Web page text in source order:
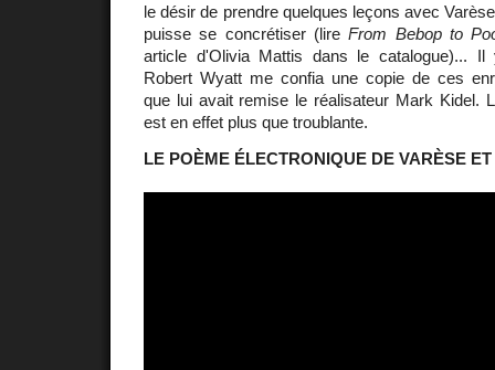
le désir de prendre quelques leçons avec
puisse se concrétiser (lireFrom Bebop to
article d'Olivia Mattis dans le catalogue)... Il
Robert Wyatt me confia une copie de ces
que lui avait remise le réalisateur Mark Kidel.
est en effet plus que troublante.
LE POÈME ÉLECTRONIQUE DE VARÈSE